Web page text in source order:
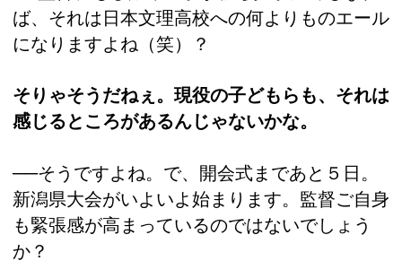
ば、それは日本文理高校への何よりものエール
になりますよね（笑）？
そりゃそうだねぇ。現役の子どもらも、それは
感じるところがあるんじゃないかな。
──そうですよね。で、開会式まであと５日。
新潟県大会がいよいよ始まります。監督ご自身
も緊張感が高まっているのではないでしょう
か？